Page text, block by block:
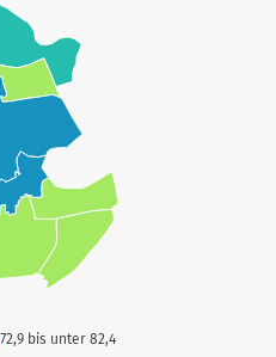
72,9 bis unter 82,4